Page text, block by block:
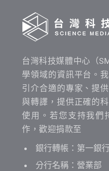
台灣科技媒體中心（
學領域的資訊平台。
引介合適的專家、提
與轉譯，提供正確的
使用。若您支持我們
作，歡迎捐款至
銀行轉帳：第一銀
分行名稱：營業部